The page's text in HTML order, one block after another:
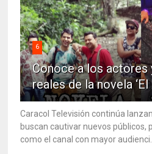
6
Conoce a los actores
reales de la novela
Caracol Televisión continúa
buscan cautivar nuevos públicos,
como el canal con mayor